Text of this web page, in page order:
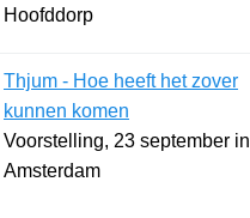
Hoofddorp
Thjum - Hoe heeft het zover
kunnen komen
Voorstelling, 23 september in
Amsterdam